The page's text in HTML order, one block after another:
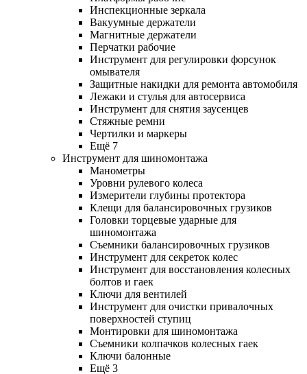
Инспекционные зеркала
Вакуумные держатели
Магнитные держатели
Перчатки рабочие
Инструмент для регулировки форсунок
омывателя
Защитные накидки для ремонта автомобиля
Лежаки и стулья для автосервиса
Инструмент для снятия заусенцев
Стяжные ремни
Чертилки и маркеры
Ещё 7
Инструмент для шиномонтажа
Манометры
Уровни рулевого колеса
Измерители глубины протектора
Клещи для балансировочных грузиков
Головки торцевые ударные для
шиномонтажа
Съемники балансировочных грузиков
Инструмент для секреток колес
Инструмент для восстановления колесных
болтов и гаек
Ключи для вентилей
Инструмент для очистки привалочных
поверхностей ступиц
Монтировки для шиномонтажа
Съемники колпачков колесных гаек
Ключи балонные
Ещё 3